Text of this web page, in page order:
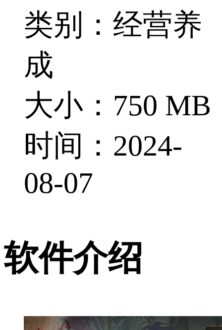
类别：经营养
成
大小：750 MB
时间：2024-
08-07
软件介绍